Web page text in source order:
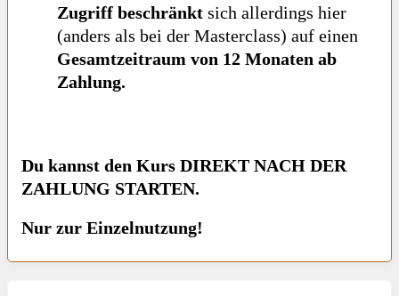
Zugriff beschränkt sich allerdings hier
(anders als bei der Masterclass) auf einen
Gesamtzeitraum von 12 Monaten ab
Zahlung.
Du kannst den Kurs DIREKT NACH DER
ZAHLUNG STARTEN.
Nur zur Einzelnutzung!